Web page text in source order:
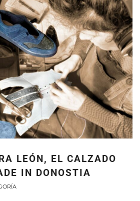
LEÓN, EL CALZADO
IN DONOSTIA